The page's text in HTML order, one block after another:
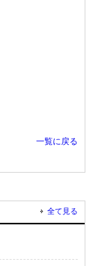
一覧に戻る
全て見る